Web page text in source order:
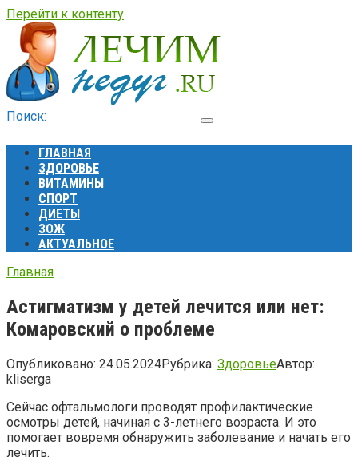
Перейти к контенту
Поиск:
ГЛАВНАЯ
ЗДОРОВЬЕ
ВИТАМИНЫ
СПОРТ
ДИЕТЫ
ЗОЖ
АКТУАЛЬНОЕ
Главная
Астигматизм у детей лечится или нет:
Комаровский о проблеме
Опубликовано: 24.05.2024Рубрика: ЗдоровьеАвтор:
kliserga
Сейчас офтальмологи проводят профилактические
осмотры детей, начиная с 3-летнего возраста. И это
помогает вовремя обнаружить заболевание и начать его
лечить.